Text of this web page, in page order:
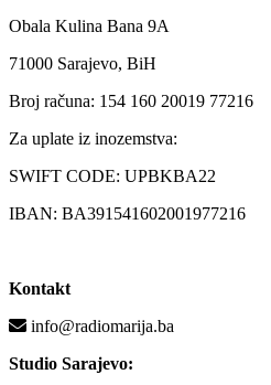
Obala Kulina Bana 9A
71000 Sarajevo, BiH
Broj računa: 154 160 20019 77216
Za uplate iz inozemstva:
SWIFT CODE: UPBKBA22
IBAN: BA391541602001977216
Kontakt
info@radiomarija.ba
Studio Sarajevo: